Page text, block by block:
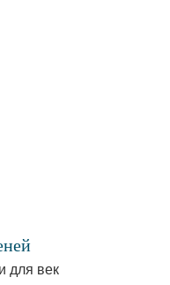
для век